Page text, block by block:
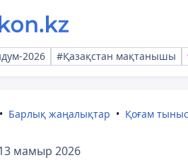
2026 #Қазақстан мақтанышы
Барлық жаңалықтар Қоғам
мамыр 2026